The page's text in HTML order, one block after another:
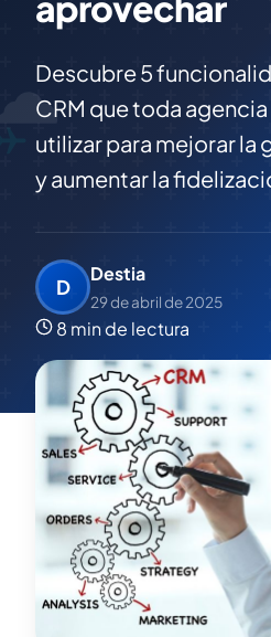
Descubre 5
CRM que toda
utilizar para mejorar la
y aumentar la
D
Destia
29 de abril de 2025
8 min de lectura